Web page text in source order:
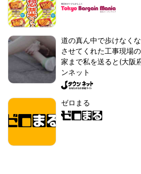
道の真ん中で歩けなく
させてくれた工事現場
家まで私を送ると(大阪
ンネット
ゼロまる